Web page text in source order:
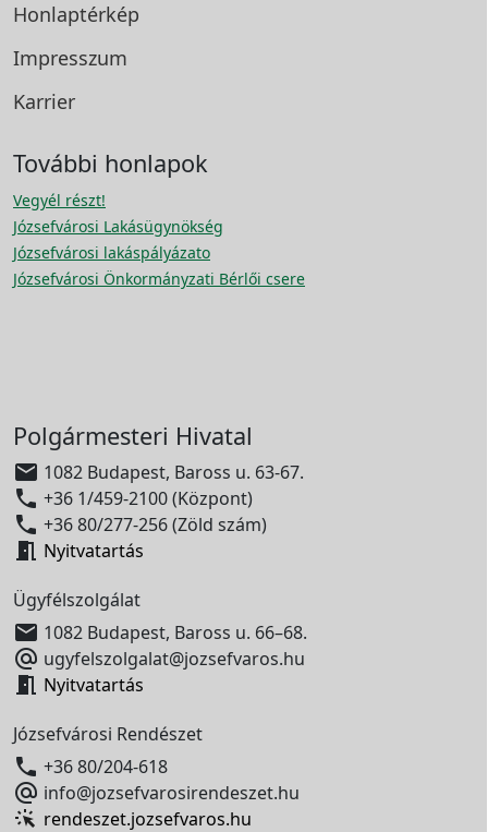
Honlaptérkép
Impresszum
Karrier
További honlapok
Vegyél részt!
Józsefvárosi Lakásügynökség
Józsefvárosi lakáspályázato
Józsefvárosi Önkormányzati Bérlői csere
Polgármesteri Hivatal
 1082 Budapest, Baross u. 63-67.
 +36 1/459-2100 (Központ)
 +36 80/277-256 (Zöld szám)
 Nyitvatartás
Ügyfélszolgálat
 1082 Budapest, Baross u. 66–68.
 ugyfelszolgalat@jozsefvaros.hu
 Nyitvatartás
Józsefvárosi Rendészet
 +36 80/204-618
 info@jozsefvarosirendeszet.hu
rendeszet.jozsefvaros.hu